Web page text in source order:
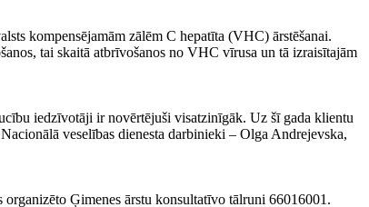
kompensējamām zālēm C hepatīta (VHC) ārstēšanai.
tai skaitā atbrīvošanos no VHC vīrusa un tā izraisītajām
iedzīvotāji ir novērtējuši visatzinīgāk. Uz šī gada klientu
veselības dienesta darbinieki – Olga Andrejevska,
Ģimenes ārstu konsultatīvo tālruni 66016001.